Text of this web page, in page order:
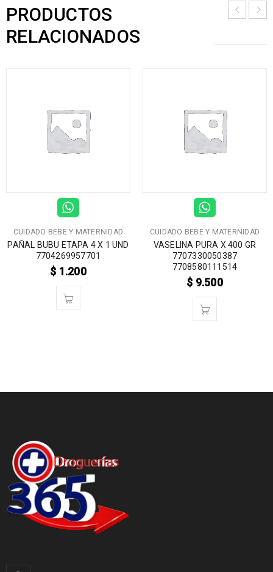
PRODUCTOS
RELACIONADOS
CUIDADO BEBE Y MATERNIDAD
PAÑAL BUBU ETAPA 4 X 1 UND
7704269957701
$ 1.200
CUIDADO BEBE Y MATERNIDAD
VASELINA PURA X 400 GR
7707330050387
7708580111514
$ 9.500